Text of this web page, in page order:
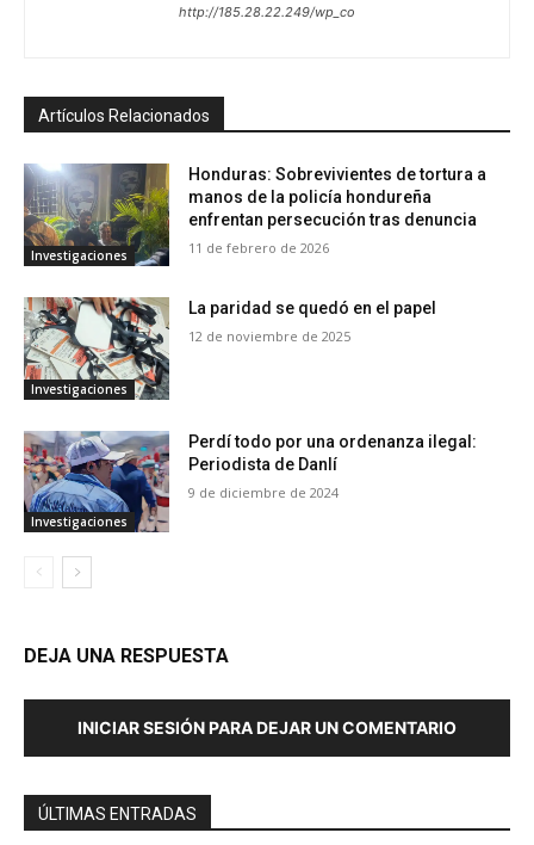
http://185.28.22.249/wp_co
Artículos Relacionados
Investigaciones
Honduras: Sobrevivientes de tortura a
manos de la policía hondureña
enfrentan persecución tras denuncia
11 de febrero de 2026
Investigaciones
La paridad se quedó en el papel
12 de noviembre de 2025
Investigaciones
Perdí todo por una ordenanza ilegal:
Periodista de Danlí
9 de diciembre de 2024
DEJA UNA RESPUESTA
INICIAR SESIÓN PARA DEJAR UN COMENTARIO
ÚLTIMAS ENTRADAS